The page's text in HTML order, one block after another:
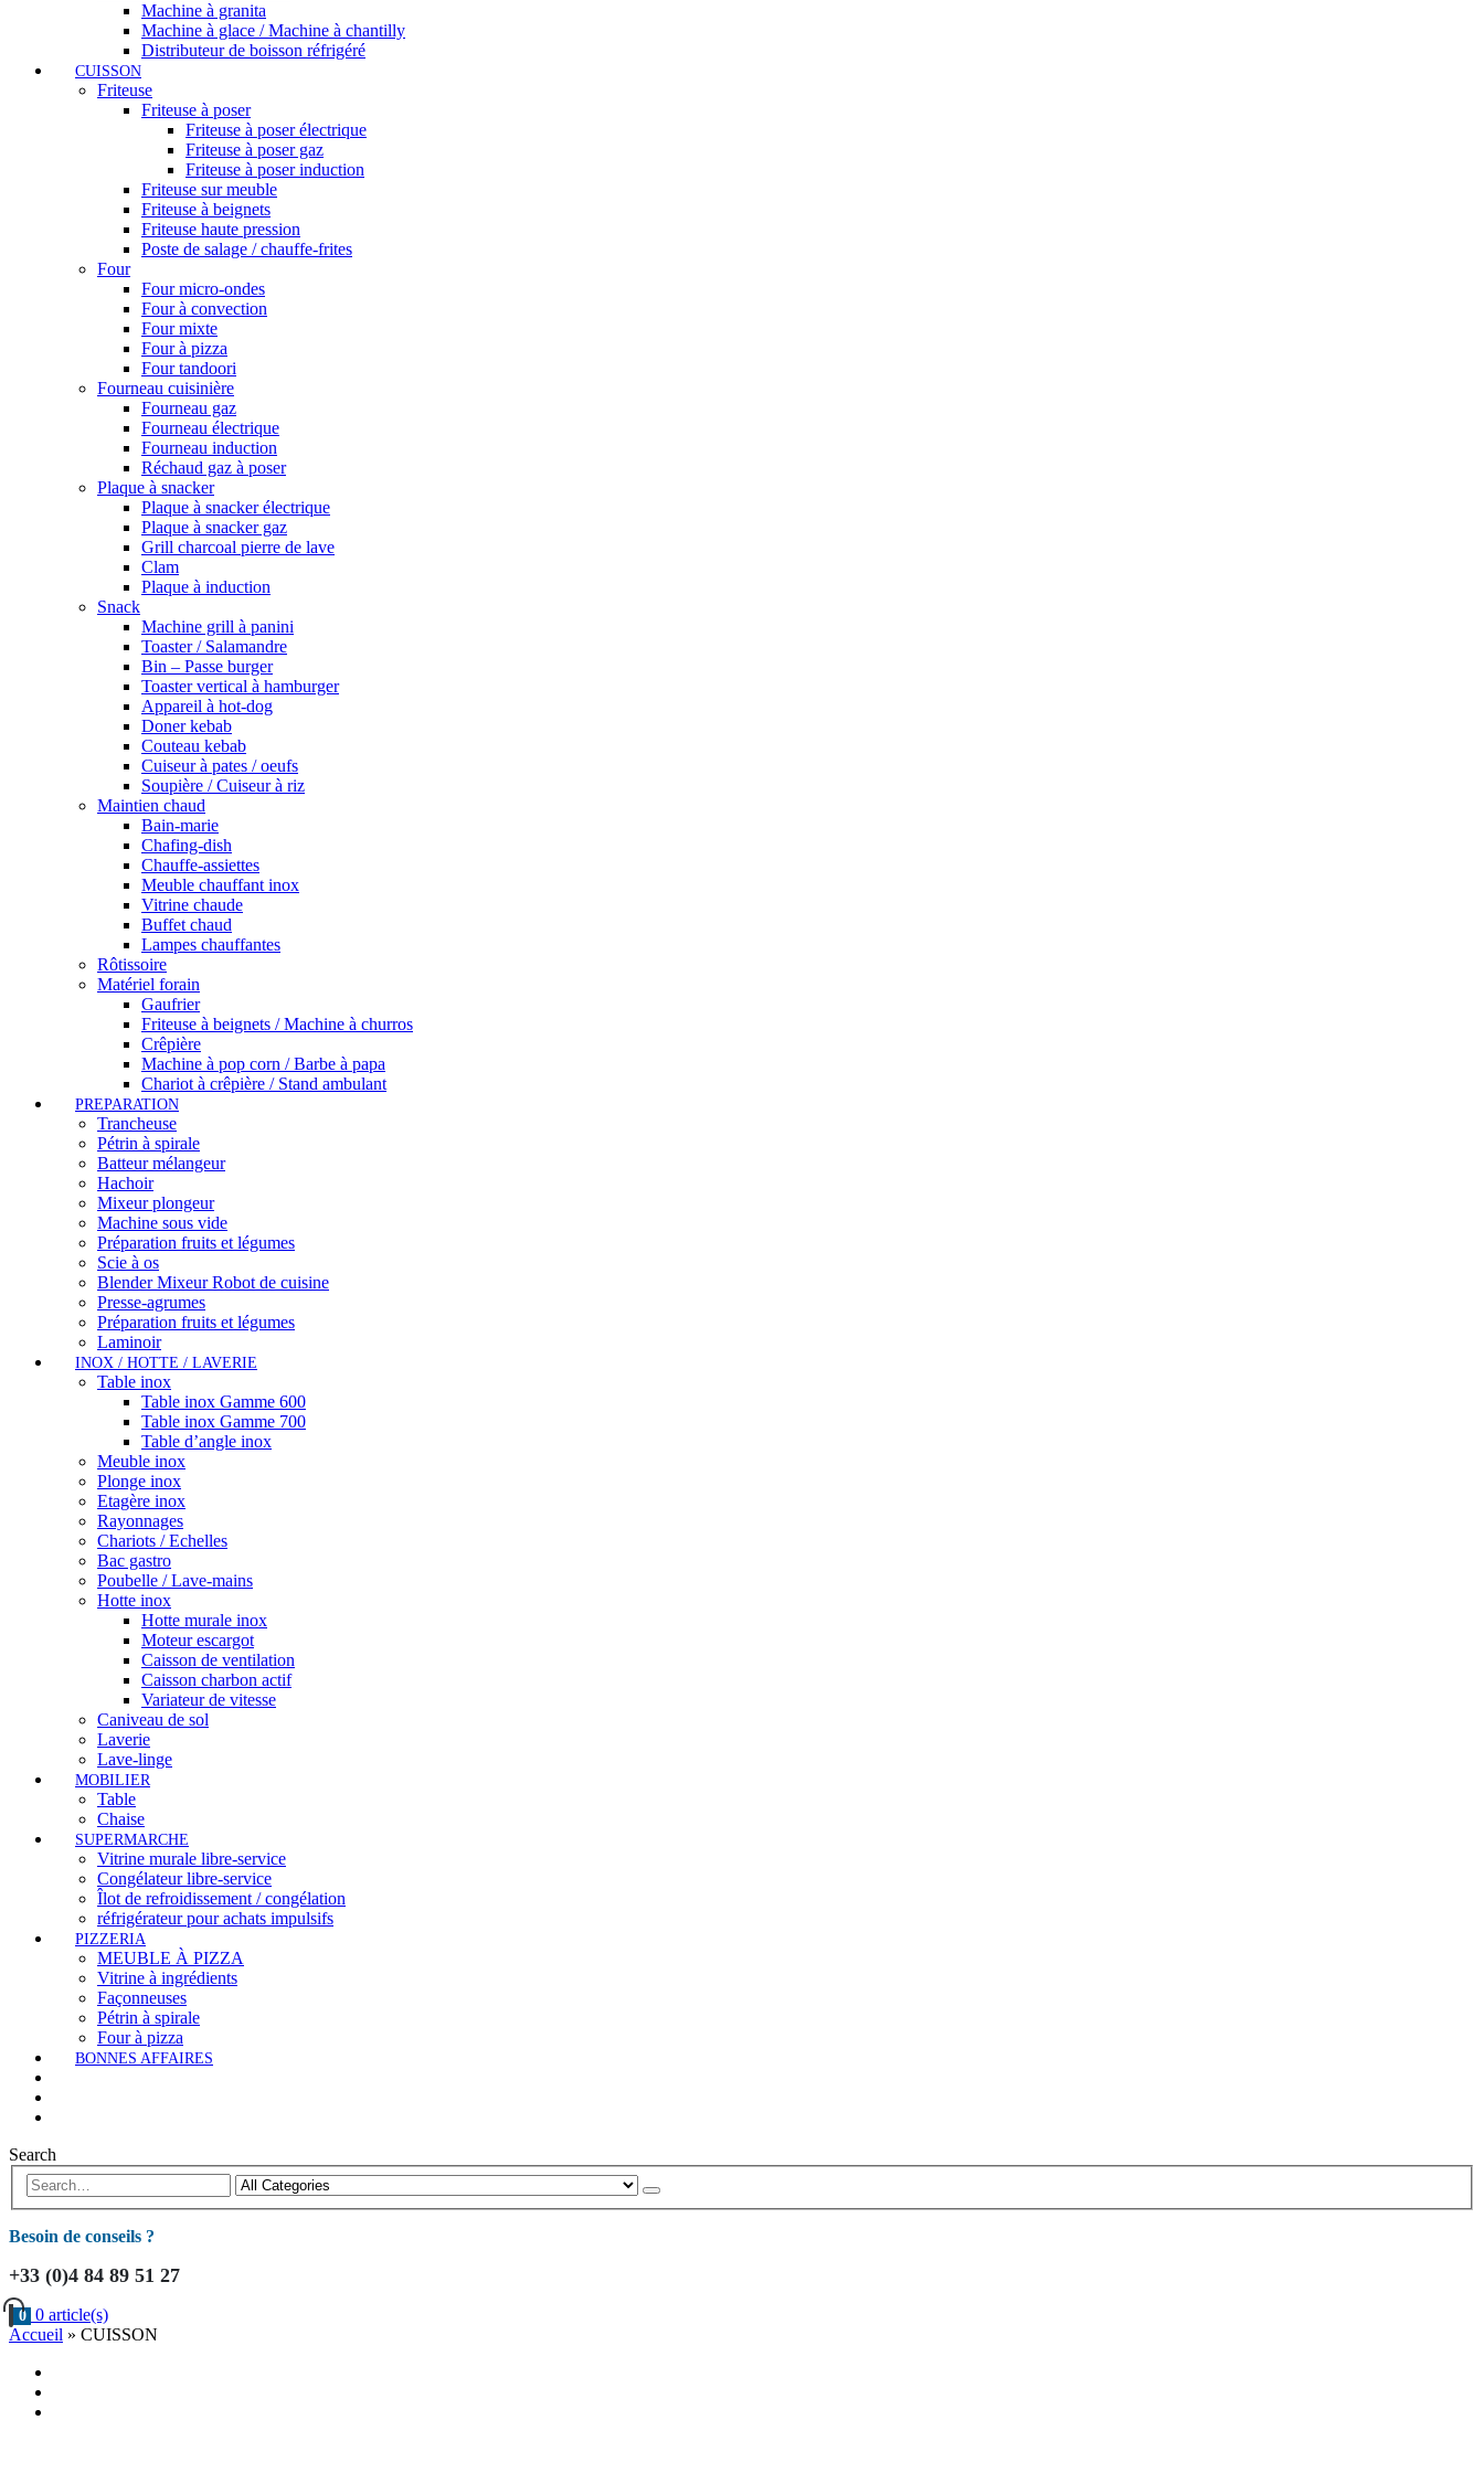
Machine à granita
Machine à glace / Machine à chantilly
Distributeur de boisson réfrigéré
CUISSON
Friteuse
Friteuse à poser
Friteuse à poser électrique
Friteuse à poser gaz
Friteuse à poser induction
Friteuse sur meuble
Friteuse à beignets
Friteuse haute pression
Poste de salage / chauffe-frites
Four
Four micro-ondes
Four à convection
Four mixte
Four à pizza
Four tandoori
Fourneau cuisinière
Fourneau gaz
Fourneau électrique
Fourneau induction
Réchaud gaz à poser
Plaque à snacker
Plaque à snacker électrique
Plaque à snacker gaz
Grill charcoal pierre de lave
Clam
Plaque à induction
Snack
Machine grill à panini
Toaster / Salamandre
Bin – Passe burger
Toaster vertical à hamburger
Appareil à hot-dog
Doner kebab
Couteau kebab
Cuiseur à pates / oeufs
Soupière / Cuiseur à riz
Maintien chaud
Bain-marie
Chafing-dish
Chauffe-assiettes
Meuble chauffant inox
Vitrine chaude
Buffet chaud
Lampes chauffantes
Rôtissoire
Matériel forain
Gaufrier
Friteuse à beignets / Machine à churros
Crêpière
Machine à pop corn / Barbe à papa
Chariot à crêpière / Stand ambulant
PREPARATION
Trancheuse
Pétrin à spirale
Batteur mélangeur
Hachoir
Mixeur plongeur
Machine sous vide
Préparation fruits et légumes
Scie à os
Blender Mixeur Robot de cuisine
Presse-agrumes
Préparation fruits et légumes
Laminoir
INOX / HOTTE / LAVERIE
Table inox
Table inox Gamme 600
Table inox Gamme 700
Table d’angle inox
Meuble inox
Plonge inox
Etagère inox
Rayonnages
Chariots / Echelles
Bac gastro
Poubelle / Lave-mains
Hotte inox
Hotte murale inox
Moteur escargot
Caisson de ventilation
Caisson charbon actif
Variateur de vitesse
Caniveau de sol
Laverie
Lave-linge
MOBILIER
Table
Chaise
SUPERMARCHE
Vitrine murale libre-service
Congélateur libre-service
Îlot de refroidissement / congélation
réfrigérateur pour achats impulsifs
PIZZERIA
MEUBLE À PIZZA
Vitrine à ingrédients
Façonneuses
Pétrin à spirale
Four à pizza
BONNES AFFAIRES
Search
Besoin de conseils ?
+33 (0)4 84 89 51 27
0 0 article(s)
Accueil » CUISSON